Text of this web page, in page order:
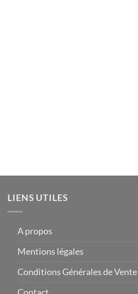
LIENS UTILES
A propos
Mentions légales
Conditions Générales de Vente